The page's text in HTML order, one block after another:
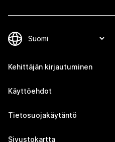
Kehittäjän kirjautuminen
Käyttöehdot
Tietosuojakäytäntö
Sivustokartta